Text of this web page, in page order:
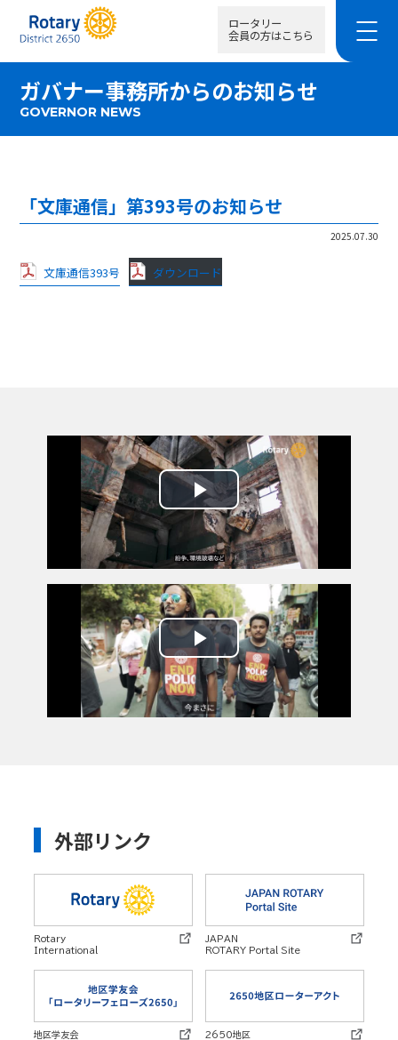
ロータリー
会員の方はこちら
ガバナー事務所からのお知らせ
GOVERNOR NEWS
「文庫通信」第393号のお知らせ
2025.07.30
文庫通信393号 ダウンロード
外部リンク
Rotary
International
JAPAN
ROTARY Portal Site
地区学友会
2650地区